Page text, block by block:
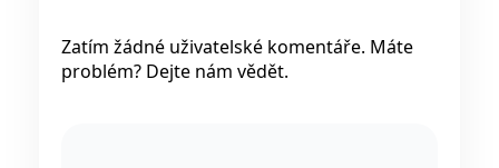
Zatím žádné uživatelské komentáře. Máte
problém? Dejte nám vědět.